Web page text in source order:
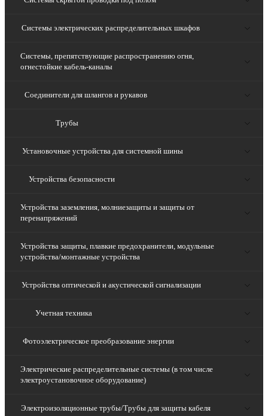
Системы электрических распределительных шкафов
Системы, препятствующие распространению огня,
огнестойкие кабель-каналы
Соединители для шлангов и рукавов
Трубы
Установочные устройства для системной шины
Устройства безопасности
Устройства заземления, молниезащиты и защиты от
перенапряжений
Устройства защиты, плавкие предохранители, модульные
устройства/монтажные устройства
Устройства оптической и акустической сигнализации
Учетная техника
Фотоэлектрическое преобразование энергии
Электрические распределительные системы (в том числе
электроустановочное оборудование)
Электроизоляционные трубы/Трубы для защиты кабеля